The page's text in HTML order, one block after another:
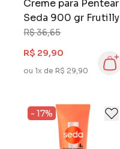
Creme para Pentear
Seda 900 gr Frutilly
R$ 36,65
R$ 29,90
ou 1x de R$ 29,90
- 17%